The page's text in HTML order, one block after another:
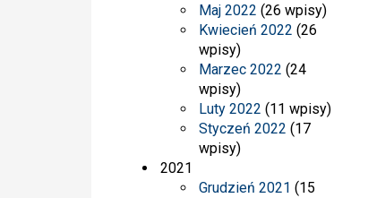
Maj 2022 (26 wpisy)
Kwiecień 2022 (26
wpisy)
Marzec 2022 (24
wpisy)
Luty 2022 (11 wpisy)
Styczeń 2022 (17
wpisy)
2021
Grudzień 2021 (15